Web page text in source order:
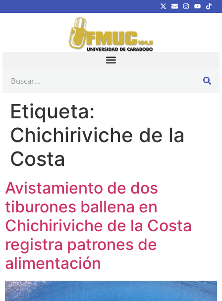
Etiqueta:
Chichiriviche de la
Costa
Avistamiento de dos
tiburones ballena en
Chichiriviche de la Costa
registra patrones de
alimentación